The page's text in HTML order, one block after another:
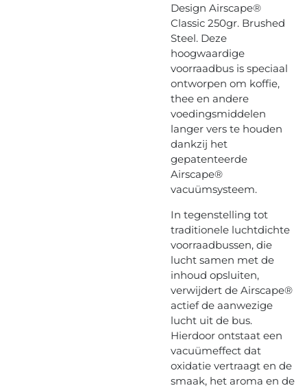
Design Airscape®
Classic 250gr. Brushed
Steel. Deze
hoogwaardige
voorraadbus is speciaal
ontworpen om koffie,
thee en andere
voedingsmiddelen
langer vers te houden
dankzij het
gepatenteerde
Airscape®
vacuümsysteem.
In tegenstelling tot
traditionele luchtdichte
voorraadbussen, die
lucht samen met de
inhoud opsluiten,
verwijdert de Airscape®
actief de aanwezige
lucht uit de bus.
Hierdoor ontstaat een
vacuümeffect dat
oxidatie vertraagt en de
smaak, het aroma en de